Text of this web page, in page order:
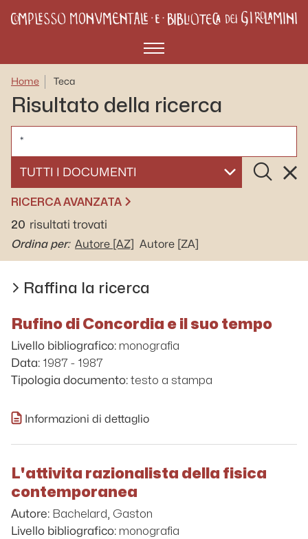
Menù
Home Teca
Risultato della ricerca
SELEZIONA UN DOCUMENTO
Cerca
RICERCA AVANZATA
20 risultati trovati
Ordina per: Autore [AZ] Autore [ZA]
Raffina la ricerca
Rufino di Concordia e il suo tempo
Livello bibliografico: monografia
Data: 1987 - 1987
Tipologia documento: testo a stampa
Informazioni di dettaglio
L'attivita razionalista della fisica
contemporanea
Autore: Bachelard, Gaston
Livello bibliografico: monografia